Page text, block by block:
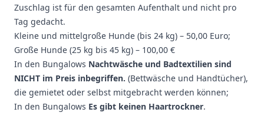
Zuschlag ist für den gesamten Aufenthalt und nicht pro
Tag gedacht.
Kleine und mittelgroße Hunde (bis 24 kg) – 50,00 Euro;
Große Hunde (25 kg bis 45 kg) – 100,00 €
In den Bungalows Nachtwäsche und Badtextilien sind
NICHT im Preis inbegriffen. (Bettwäsche und Handtücher),
die gemietet oder selbst mitgebracht werden können;
In den Bungalows Es gibt keinen Haartrockner.